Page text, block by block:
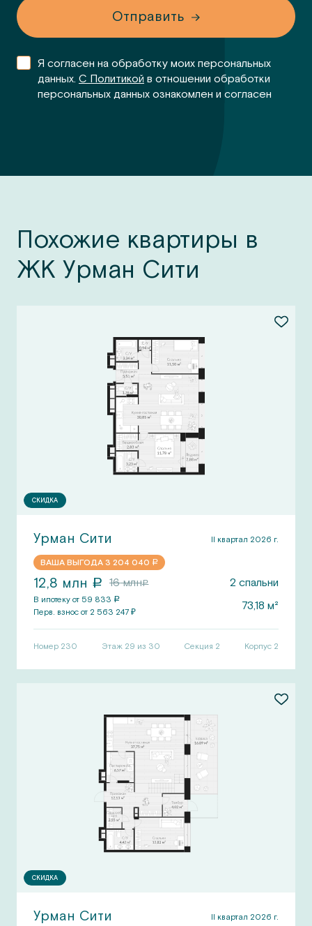
Отправить
Я согласен на обработку моих персональных
данных. С Политикой в отношении обработки
персональных данных ознакомлен и согласен
Похожие квартиры в
ЖК Урман Сити
СКИДКА
Урман Сити II квартал 2026 г.
ВАША ВЫГОДА 3 204 040 a
12,8 млн a 16млнa 2 спальни
В ипотеку от 59 833 a
Перв. взнос от 2 563 247 ₽ 73,18 м²
Номер 230 Этаж 29 из 30 Секция 2 Корпус 2
СКИДКА
Урман Сити II квартал 2026 г.